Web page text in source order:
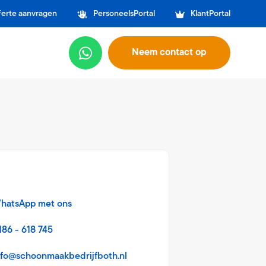
aanvragen PersoneelsPortal KlantPortal
Neem contact op
met ons
- 618 745